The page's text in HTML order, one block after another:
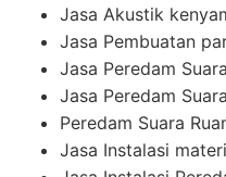
Jasa Akustik
Jasa Pembuatan
Jasa Peredam
Jasa Peredam
Peredam Suara
Jasa Instalasi